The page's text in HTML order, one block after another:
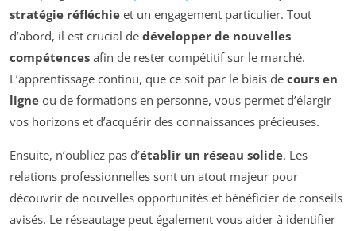
stratégie réfléchie et un engagement particulier. Tout
d’abord, il est crucial de développer de nouvelles
compétences afin de rester compétitif sur le marché.
L’apprentissage continu, que ce soit par le biais de cours en
ligne ou de formations en personne, vous permet d’élargir
vos horizons et d’acquérir des connaissances précieuses.
Ensuite, n’oubliez pas d’établir un réseau solide. Les
relations professionnelles sont un atout majeur pour
découvrir de nouvelles opportunités et bénéficier de conseils
avisés. Le réseautage peut également vous aider à identifier